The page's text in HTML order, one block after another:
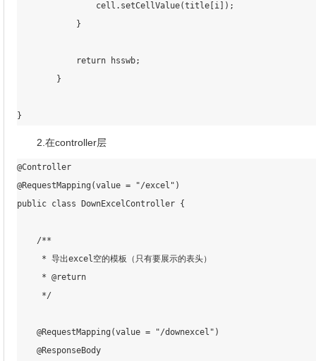
                cell.setCellValue(title[i]);
            }
            return hsswb;
        }
2.在controller层
@Controller
@RequestMapping(value = "/excel")
public class DownExcelController {
    /**
     * 导出excel空的模板（只有要展示的表头）
     * @return
     */
    @RequestMapping(value = "/downexcel")
    @ResponseBody